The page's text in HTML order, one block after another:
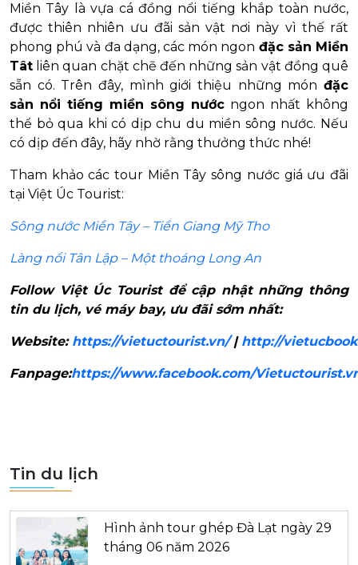
Miền Tây là vựa cá đồng nổi tiếng khắp toàn nước,
được thiên nhiên ưu đãi sản vật nơi này vì thế rất
phong phú và đa dạng, các món ngon đặc sản Miền
Tât liên quan chặt chẽ đến những sản vật đồng quê
sẵn có. Trên đây, mình giới thiệu những món đặc
sản nổi tiếng miền sông nước ngon nhất không
thể bỏ qua khi có dịp chu du miền sông nước. Nếu
có dịp đến đây, hãy nhờ rằng thưởng thức nhé!
Tham khảo các tour Miền Tây sông nước giá ưu đãi
tại Việt Úc Tourist:
Sông nước Miền Tây – Tiền Giang Mỹ Tho
Làng nổi Tân Lập – Một thoáng Long An
Follow Việt Úc Tourist để cập nhật những thông
tin du lịch, vé máy bay, ưu đãi sớm nhất:
Website: https://vietuctourist.vn/| http://
Fanpage:https://www.facebook.com/
Tin du lịch
Hình ảnh tour ghép Đà Lạt ngày 29
tháng 06 năm 2026